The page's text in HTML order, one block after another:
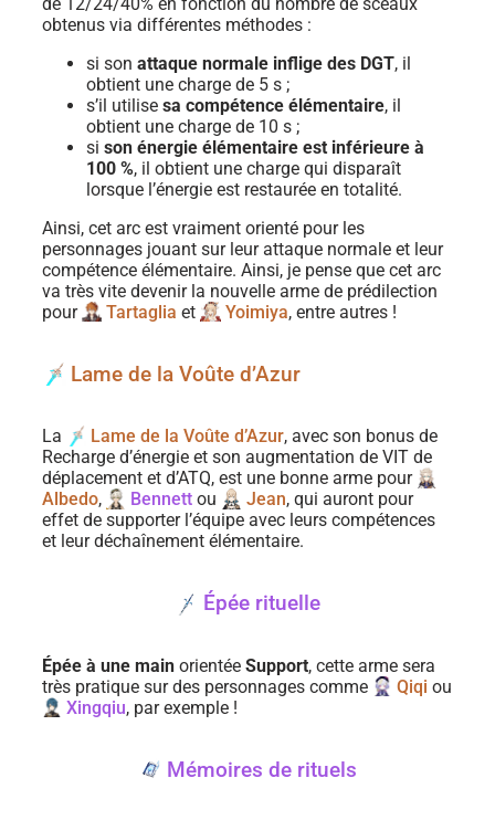
obtenus via différentes méthodes :
si son attaque normale inflige des DGT, il
obtient une charge de 5 s ;
s’il utilise sa compétence élémentaire, il
obtient une charge de 10 s ;
si son énergie élémentaire est inférieure à
100 %, il obtient une charge qui disparaît
lorsque l’énergie est restaurée en totalité.
Ainsi, cet arc est vraiment orienté pour les
personnages jouant sur leur attaque normale et leur
compétence élémentaire. Ainsi, je pense que cet arc
va très vite devenir la nouvelle arme de prédilection
pour
Tartaglia et Yoimiya, entre autres !
Lame de la Voûte d’Azur
La Lame de la Voûte d’Azur, avec son bonus de
Recharge d’énergie et son augmentation de VIT de
déplacement et d’ATQ, est une bonne arme pour
Albedo, Bennett ou Jean, qui auront pour
effet de supporter l’équipe avec leurs compétences
et leur déchaînement élémentaire.
Épée rituelle
Épée à une main orientée Support, cette arme sera
très pratique sur des personnages comme
Qiqi ou
Xingqiu, par exemple !
Mémoires de rituels